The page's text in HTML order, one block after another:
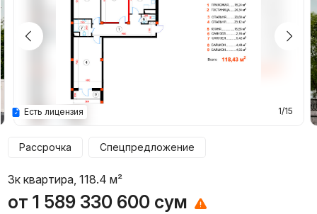
1/15
Есть лицензия
Рассрочка Спецпредложение
3к квартира, 118.4 м²
от 1 589 330 600 сум